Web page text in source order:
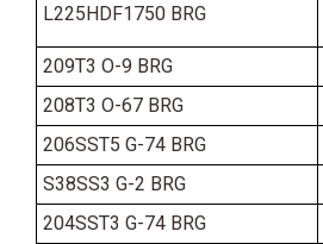
L225HDF1750 BRG
209T3 O-9 BRG
208T3 O-67 BRG
206SST5 G-74 BRG
S38SS3 G-2 BRG
204SST3 G-74 BRG